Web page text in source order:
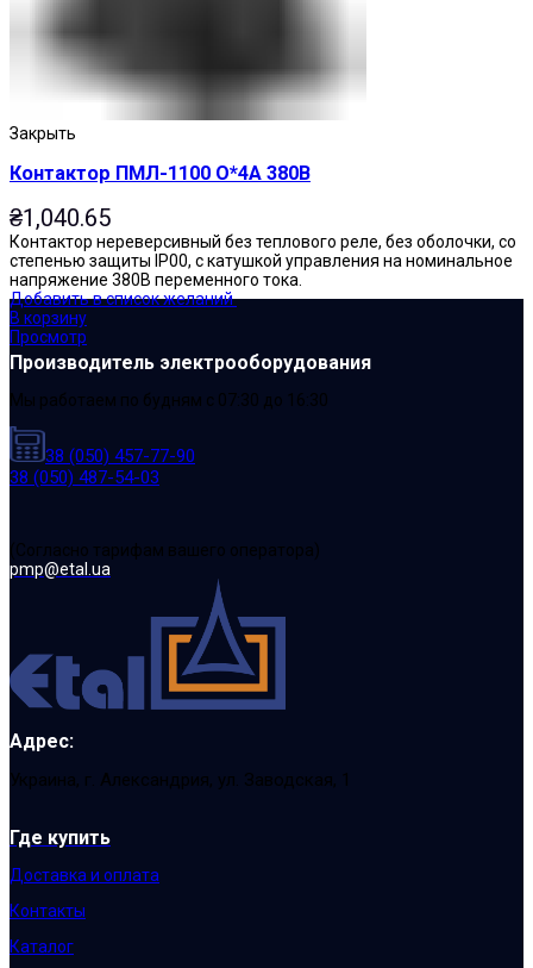
Закрыть
Контактор ПМЛ-1100 О*4А 380В
₴1,040.65
Контактор нереверсивный без теплового реле, без оболочки, со
степенью защиты IP00, с катушкой управления на номинальное
напряжение 380В переменного тока.
Добавить в список желаний
В корзину
Просмотр
Производитель электрооборудования
Мы работаем по будням с 07:30 до 16:30
38 (050) 457-77-90
38 (050) 487-54-03
(Cогласно тарифам вашего оператора)
pmp@etal.ua
Адрес:
Украина, г. Александрия, ул. Заводская, 1
Где купить
Доставка и оплата
Контакты
Каталог